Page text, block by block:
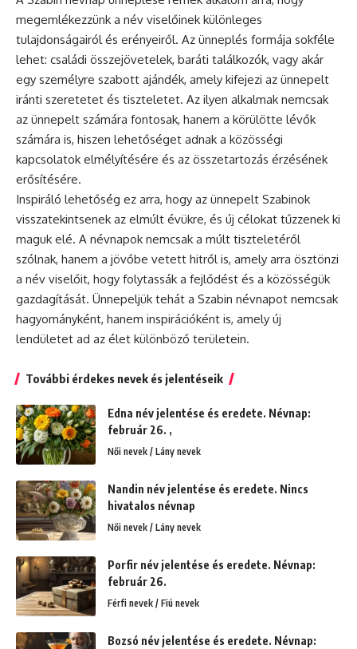
megemlékezzünk a név viselőinek különleges
tulajdonságairól és erényeiről. Az ünneplés formája sokféle
lehet: családi összejövetelek, baráti találkozók, vagy akár
egy személyre szabott ajándék, amely kifejezi az ünnepelt
iránti szeretetet és tiszteletet. Az ilyen alkalmak nemcsak
az ünnepelt számára fontosak, hanem a körülötte lévők
számára is, hiszen lehetőséget adnak a közösségi
kapcsolatok elmélyítésére és az összetartozás érzésének
erősítésére.
Inspiráló lehetőség ez arra, hogy az ünnepelt Szabinok
visszatekintsenek az elmúlt évükre, és új célokat tűzzenek ki
maguk elé. A névnapok nemcsak a múlt tiszteletéről
szólnak, hanem a jövőbe vetett hitről is, amely arra ösztönzi
a név viselőit, hogy folytassák a fejlődést és a közösségük
gazdagítását. Ünnepeljük tehát a Szabin névnapot nemcsak
hagyományként, hanem inspirációként is, amely új
lendületet ad az élet különböző területein.
További érdekes nevek és jelentéseik
Edna név jelentése és eredete. Névnap:
február 26. ,
Női nevek / Lány nevek
Nandin név jelentése és eredete. Nincs
hivatalos névnap
Női nevek / Lány nevek
Porfir név jelentése és eredete. Névnap:
február 26.
Férfi nevek / Fiú nevek
Bozsó név jelentése és eredete. Névnap: